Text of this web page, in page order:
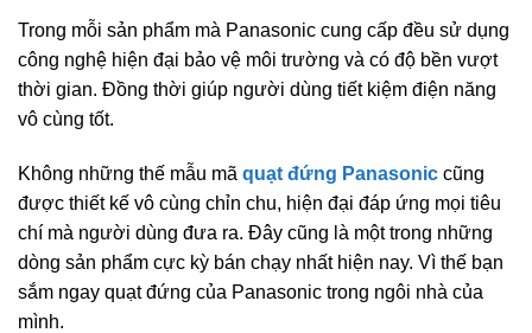
Trong mỗi sản phẩm mà Panasonic cung cấp đều sử dụng
công nghệ hiện đại bảo vệ môi trường và có độ bền vượt
thời gian. Đồng thời giúp người dùng tiết kiệm điện năng
vô cùng tốt.
Không những thế mẫu mã quạt đứng Panasonic cũng
được thiết kế vô cùng chỉn chu, hiện đại đáp ứng mọi tiêu
chí mà người dùng đưa ra. Đây cũng là một trong những
dòng sản phẩm cực kỳ bán chạy nhất hiện nay. Vì thế bạn
sắm ngay quạt đứng của Panasonic trong ngôi nhà của
mình.